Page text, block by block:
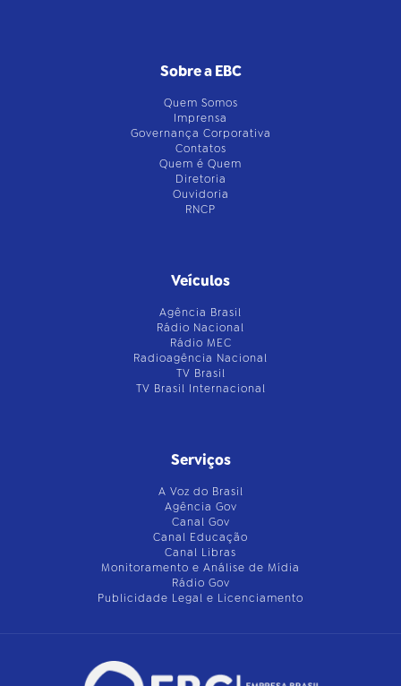
Sobre a EBC
Quem Somos
Imprensa
Governança Corporativa
Contatos
Quem é Quem
Diretoria
Ouvidoria
RNCP
Veículos
Agência Brasil
Rádio Nacional
Rádio MEC
Radioagência Nacional
TV Brasil
TV Brasil Internacional
Serviços
A Voz do Brasil
Agência Gov
Canal Gov
Canal Educação
Canal Libras
Monitoramento e Análise de Mídia
Rádio Gov
Publicidade Legal e Licenciamento